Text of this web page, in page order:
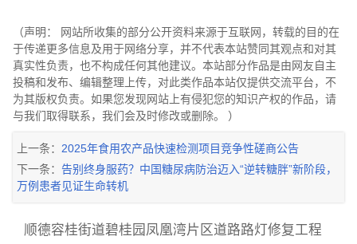
（声明： 网站所收集的部分公开资料来源于互联网，转载的目的在
于传递更多信息及用于网络分享，并不代表本站赞同其观点和对其
真实性负责，也不构成任何其他建议。本站部分作品是由网友自主
投稿和发布、编辑整理上传，对此类作品本站仅提供交流平台，不
为其版权负责。如果您发现网站上有侵犯您的知识产权的作品，请
与我们取得联系，我们会及时修改或删除。 ）
上一条： 2025年食用农产品快速检测项目竞争性磋商公告
下一条： 告别终身服药？中国糖尿病防治迈入“逆转糖胖”新阶段，
万例患者见证生命转机
顺德容桂街道碧桂园凤凰湾片区道路路灯修复工程